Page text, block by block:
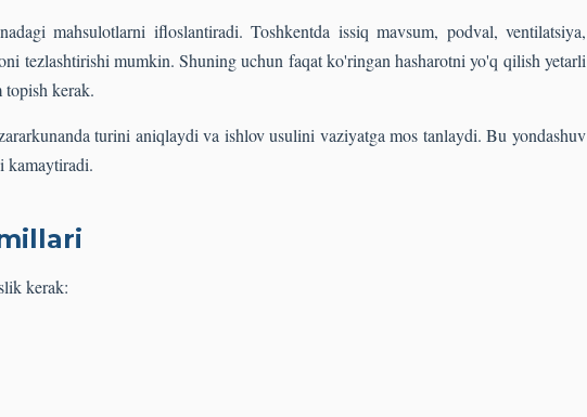
mahsulotlarni ifloslantiradi. Toshkentda issiq mavsum, podval, ventilatsiya,
tezlashtirishi mumkin. Shuning uchun faqat ko'ringan hasharotni yo'q qilish yetarli
topish kerak.
turini aniqlaydi va ishlov usulini vaziyatga mos tanlaydi. Bu yondashuv
kamaytiradi.
kerak: